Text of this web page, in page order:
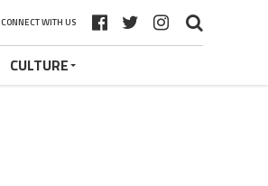
CONNECT WITH US
CULTURE